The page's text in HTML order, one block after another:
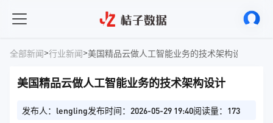
全部新闻>行业新闻>美国精品云做人工智能业务的技术架构设计
美国精品云做人工智能业务的技术架构设计
发布人：lengling发布时间：2026-05-29 19:40阅读量：173